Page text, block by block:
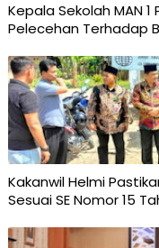
Kepala Sekolah MAN
Pelecehan Terhadap
Kakanwil Helmi
Sesuai SE Nomor 15